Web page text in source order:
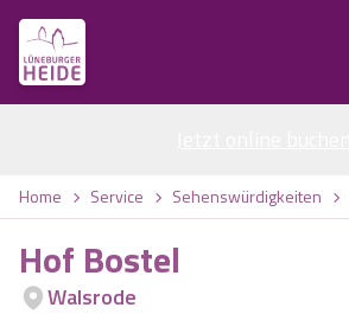
Service
Natur
Anreise Abreise
Ort
Home Service Sehenswürdigkeiten
Hof Bostel
Walsrode